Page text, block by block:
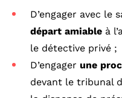
D’engager avec le
départ amiable à
le détective privé ;
D’engager une
devant le tribunal